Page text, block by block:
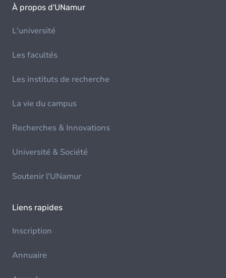
À propos d'UNamur
L'université
Les facultés
Les instituts de recherche
La vie du campus
Recherches & Innovations
Université & Société
Soutenir l'UNamur
Liens rapides
Inscription
Annuaire